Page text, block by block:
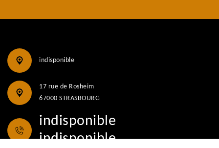
indisponible
17 rue de Rosheim
67000 STRASBOURG
indisponible
indisponible